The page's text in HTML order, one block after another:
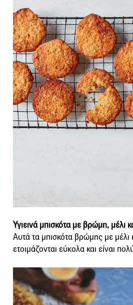
Υγιεινά μπισκότα με βρώμη, μέλι
Αυτά τα μπισκότα βρώμης με μέλι
ετοιμάζονται εύκολα και είναι